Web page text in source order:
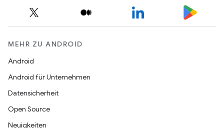
MEHR ZU ANDROID
Android
Android für Unternehmen
Datensicherheit
Open Source
Neuigkeiten